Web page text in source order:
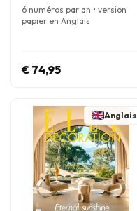
6 numéros par an • version
papier en Anglais
€ 74,95
Anglais